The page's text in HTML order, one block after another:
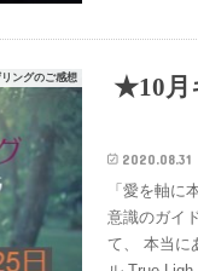
ングのご感想
★10月
2020.08.31
「愛を軸に
意識のガイ
て、 本当に